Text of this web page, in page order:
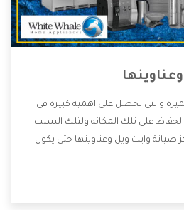
والتى تحصل على اهمية كبيرة فى
على تلك المكانه ولتلك السبب
صيانة وايت ويل وعناوينها حتى يكون
بكل ما يحتاجه المستهلك لكى نحافظ